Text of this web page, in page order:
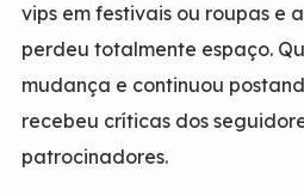
vips em festivais ou roupas e
perdeu totalmente espaço.
mudança e continuou
recebeu críticas dos
patrocinadores.